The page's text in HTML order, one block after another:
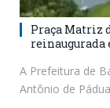
Praça Matriz
reinaugurada
A Prefeitura de
Antônio de